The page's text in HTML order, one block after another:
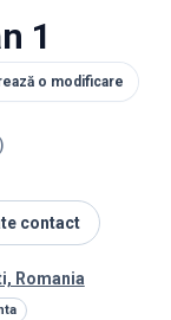
1
o modificare
)
contact
Romania